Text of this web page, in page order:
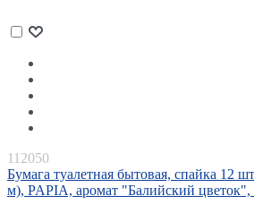
112050
Бумага туалетная бытовая, спайка 12
м), PAPIA, аромат "Балийский цветок",